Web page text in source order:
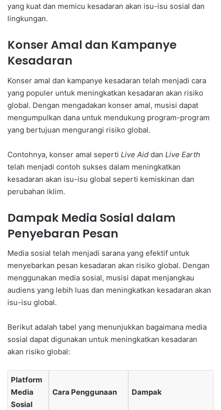
yang kuat dan memicu kesadaran akan isu-isu sosial dan
lingkungan.
Konser Amal dan Kampanye
Kesadaran
Konser amal dan kampanye kesadaran telah menjadi cara
yang populer untuk meningkatkan kesadaran akan risiko
global. Dengan mengadakan konser amal, musisi dapat
mengumpulkan dana untuk mendukung program-program
yang bertujuan mengurangi risiko global.
Contohnya, konser amal seperti Live Aid dan Live Earth
telah menjadi contoh sukses dalam meningkatkan
kesadaran akan isu-isu global seperti kemiskinan dan
perubahan iklim.
Dampak Media Sosial dalam
Penyebaran Pesan
Media sosial telah menjadi sarana yang efektif untuk
menyebarkan pesan kesadaran akan risiko global. Dengan
menggunakan media sosial, musisi dapat menjangkau
audiens yang lebih luas dan meningkatkan kesadaran akan
isu-isu global.
Berikut adalah tabel yang menunjukkan bagaimana media
sosial dapat digunakan untuk meningkatkan kesadaran
akan risiko global:
Platform
Media
Sosial
Cara Penggunaan Dampak